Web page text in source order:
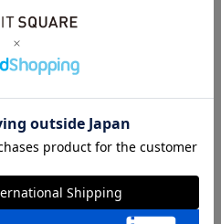
上がり寸法）は上記のサイズ表
、生産の過程で個体差や着用感
色に近づけて掲載しております
誤差が生じる場合がございま